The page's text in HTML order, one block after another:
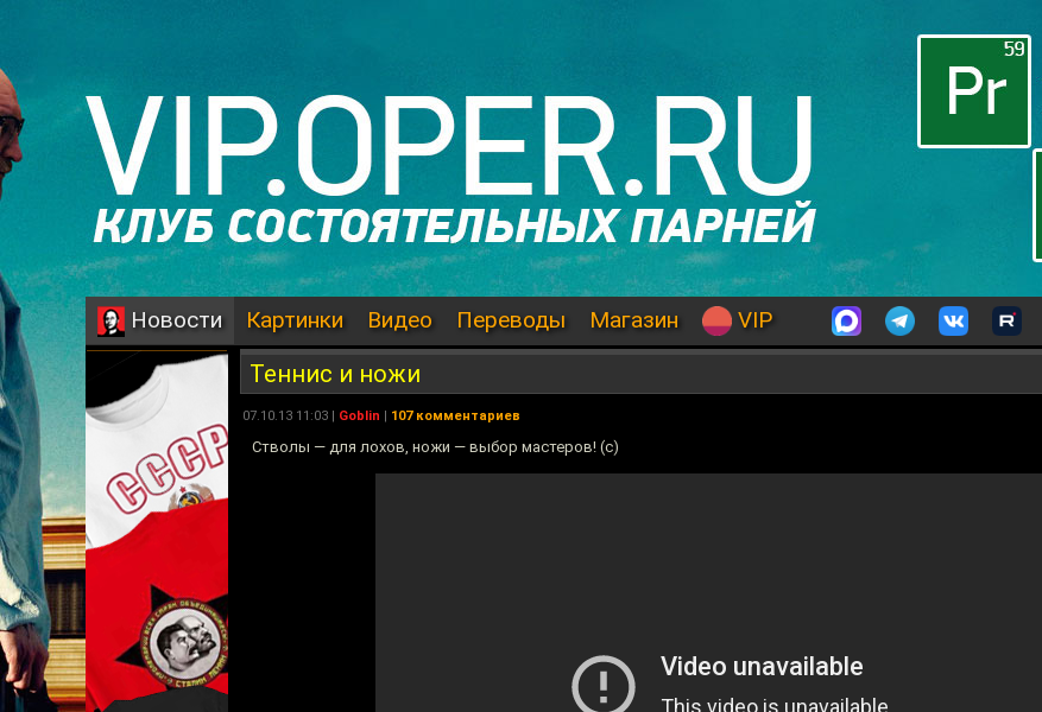
Новости Картинки Видео Переводы Магазин VIP
Теннис и ножи
07.10.13 11:03 | Goblin | 107 комментариев
Стволы — для лохов, ножи — выбор мастеров! (с)